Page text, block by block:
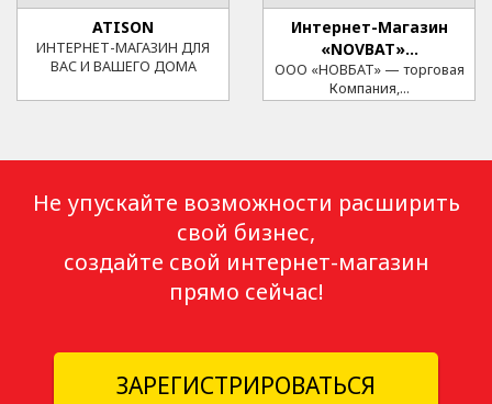
ATISON
ИНТЕРНЕТ-МАГАЗИН ДЛЯ
ВАС И ВАШЕГО ДОМА
Интернет-Магазин
«NOVBAT»...
ООО «НОВБАТ» — торговая
Компания,...
Не упускайте возможности расширить
свой бизнес,
создайте свой интернет-магазин
прямо сейчас!
ЗАРЕГИСТРИРОВАТЬСЯ